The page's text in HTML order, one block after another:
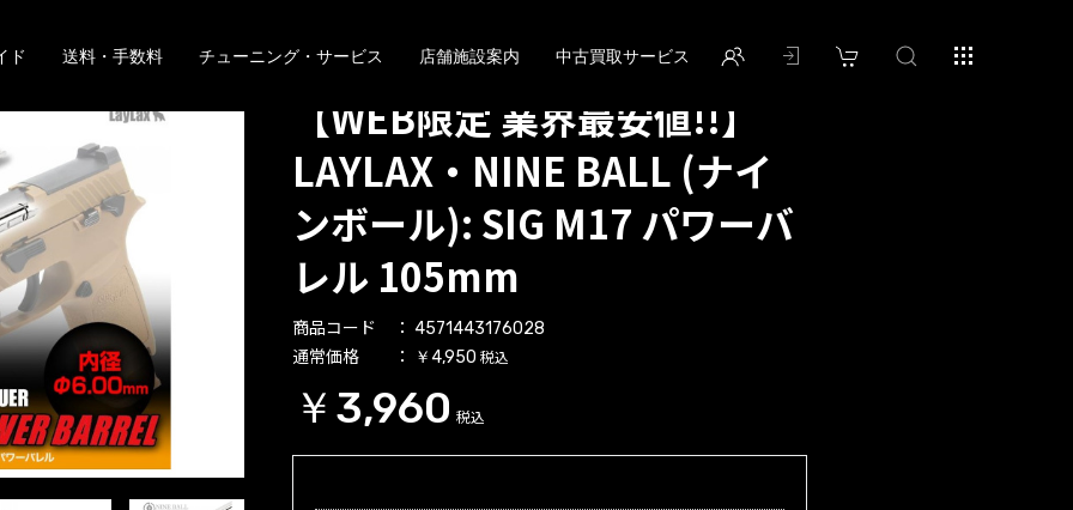
ド 送料・手数料 チューニング・サービス 店舗施設案内 中古買取サービス
【WEB限定 業界最安値!!】
LAYLAX・NINE BALL (ナイ
ンボール): SIG M17 パワーバ
レル 105mm
商品コード 4571443176028
通常価格 ￥4,950 税込
￥3,960 税込